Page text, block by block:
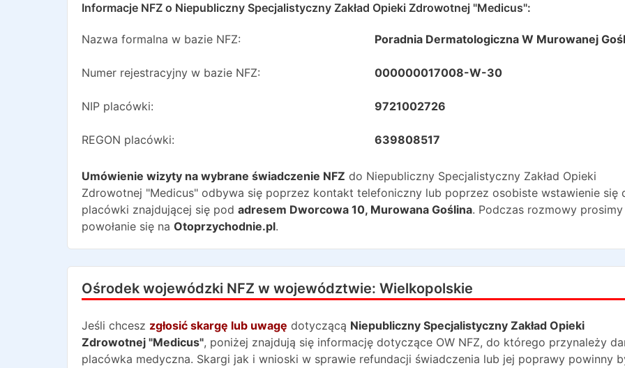
Informacje NFZ o Niepubliczny Specjalistyczny Zakład Opieki Zdrowotnej "Medicus":
Nazwa formalna w bazie NFZ: Poradnia Dermatologiczna W Murowanej
Numer rejestracyjny w bazie NFZ: 000000017008-W-30
NIP placówki: 9721002726
REGON placówki: 639808517
Umówienie wizyty na wybrane świadczenie NFZ do Niepubliczny Specjalistyczny Zakład Opieki
Zdrowotnej "Medicus" odbywa się poprzez kontakt telefoniczny lub poprzez osobiste wstawienie się
placówki znajdującej się pod adresem Dworcowa 10, Murowana Goślina. Podczas rozmowy
powołanie się na Otoprzychodnie.pl.
Ośrodek wojewódzki NFZ w województwie: Wielkopolskie
Jeśli chcesz zgłosić skargę lub uwagę dotyczącą Niepubliczny Specjalistyczny Zakład Opieki
Zdrowotnej "Medicus", poniżej znajdują się informację dotyczące OW NFZ, do którego przynależy
placówka medyczna. Skargi jak i wnioski w sprawie refundacji świadczenia lub jej poprawy powinny